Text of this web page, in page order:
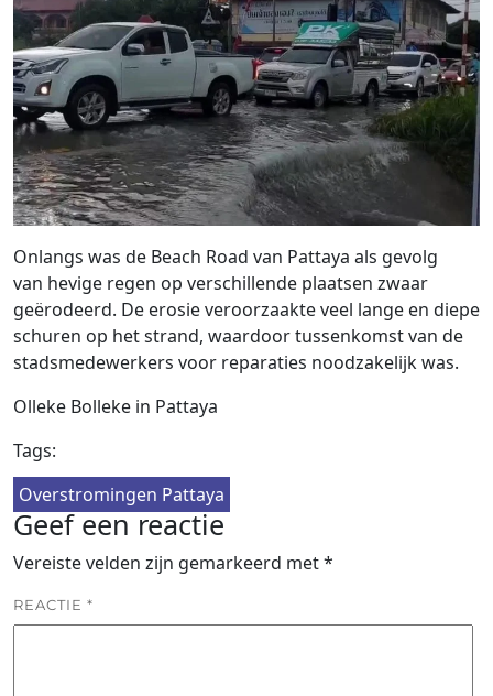
Onlangs was de Beach Road van Pattaya als gevolg
van hevige regen op verschillende plaatsen zwaar
geërodeerd. De erosie veroorzaakte veel lange en diepe
schuren op het strand, waardoor tussenkomst van de
stadsmedewerkers voor reparaties noodzakelijk was.
Olleke Bolleke in Pattaya
Tags:
Overstromingen Pattaya
Geef een reactie
Vereiste velden zijn gemarkeerd met*
REACTIE *